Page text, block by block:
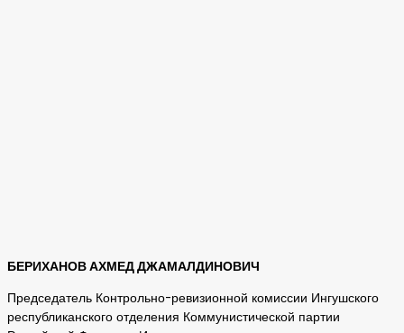
БЕРИХАНОВ АХМЕД ДЖАМАЛДИНОВИЧ
Председатель Контрольно-ревизионной комиссии Ингушского
республиканского отделения Коммунистической партии